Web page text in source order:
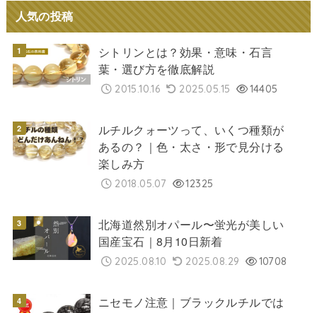
人気の投稿
シトリンとは？効果・意味・石言
葉・選び方を徹底解説
2015.10.16 2025.05.15 14405
ルチルクォーツって、いくつ種類が
あるの？｜色・太さ・形で見分ける
楽しみ方
2018.05.07 12325
北海道然別オパール〜蛍光が美しい
国産宝石｜8月10日新着
2025.08.10 2025.08.29 10708
ニセモノ注意｜ブラックルチルでは